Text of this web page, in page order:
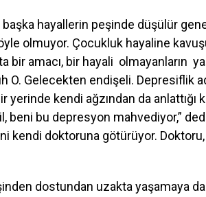
hayallerin peşinde düşülür
olmuyor. Çocukluk hayaline
amacı, bir hayali olmayanların
O. Gelecekten endişeli. Depresiflik
yerinde kendi ağzından da anlattığı
beni bu depresyon mahvediyor,”
kendi doktoruna götürüyor. Doktoru,
dostundan uzakta yaşamaya